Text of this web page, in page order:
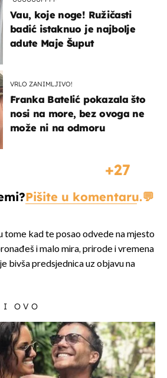
Vau, koje noge! Ružičasti
badić istaknuo je najbolje
adute Maje Šuput
VRLO ZANIMLJIVO!
Franka Batelić pokazala što
nosi na more, bez ovoga ne
može ni na odmoru
27
Pišite u komentaru.
tome kad te posao odvede na mjesto
i malo mira, prirode i vremena
bivša predsjednica uz objavu na
I OVO